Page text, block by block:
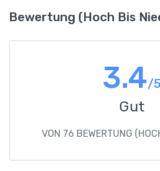
Bewertung (hoch Bis
3.4/5
Gut
VON 76 BEWERTUNG